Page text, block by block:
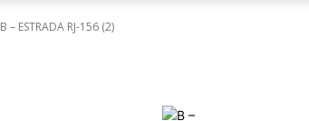
B – ESTRADA RJ-156 (2)